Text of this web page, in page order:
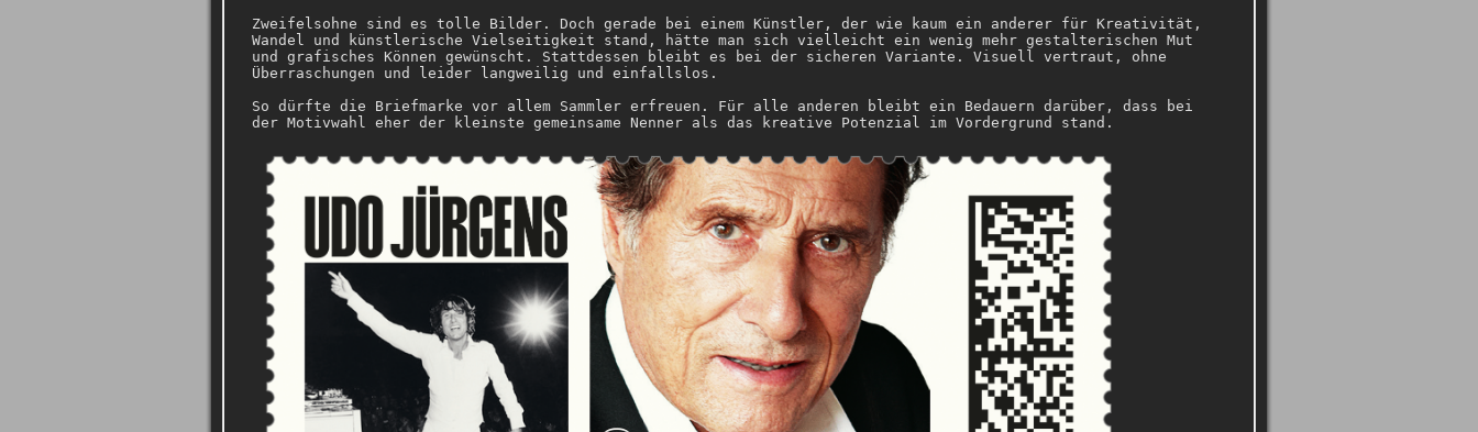
Zweifelsohne sind es tolle Bilder. Doch gerade bei einem Künstler, der wie kaum ein anderer für Kreativität,
Wandel und künstlerische Vielseitigkeit stand, hätte man sich vielleicht ein wenig mehr gestalterischen Mut
und grafisches Können gewünscht. Stattdessen bleibt es bei der sicheren Variante. Visuell vertraut, ohne
Überraschungen und leider langweilig und einfallslos.
So dürfte die Briefmarke vor allem Sammler erfreuen. Für alle anderen bleibt ein Bedauern darüber, dass bei
der Motivwahl eher der kleinste gemeinsame Nenner als das kreative Potenzial im Vordergrund stand.